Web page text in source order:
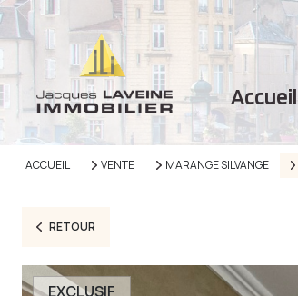
accueil
ACCUEIL VENTE MARANGE SILVANGE
RETOUR
EXCLUSIF